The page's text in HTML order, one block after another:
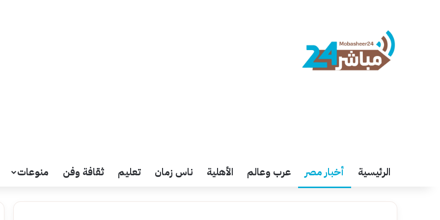
الرئيسية أخبار مصر عرب وعالم الأهلية ناس زمان تعليم ثقافة وفن منوعات